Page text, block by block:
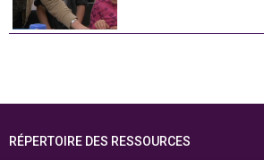
RÉPERTOIRE DES RESSOURCES